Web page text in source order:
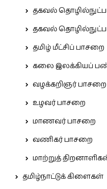
தகவல்
தகவல்
தமிழ் மீட்சிப் பாசறை
கலை இலக்கியப்
வழக்கறிஞர் பாசறை
உழவர் பாசறை
மாணவர் பாசறை
வணிகர் பாசறை
மாற்றுத்
தமிழ்நாட்டுக் கிளைகள்